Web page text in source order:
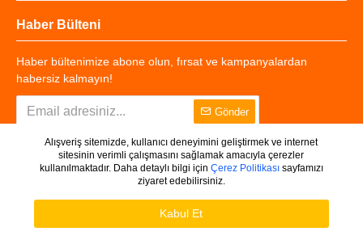
Haber Bülteni
Haber bültenimize abone olun, fırsat ve kampanyalardan
habersiz kalmayın!
Gönder
Copyright © 2025 - Tüm Hakları Saklıdır.
Alışveriş sitemizde, kullanıcı deneyimini geliştirmek ve internet
sitesinin verimli çalışmasını sağlamak amacıyla çerezler
kullanılmaktadır. Daha detaylı bilgi için Çerez Politikasısayfamızı
ziyaret edebilirsiniz.
Kabul Et
Ürünleri Filtrele